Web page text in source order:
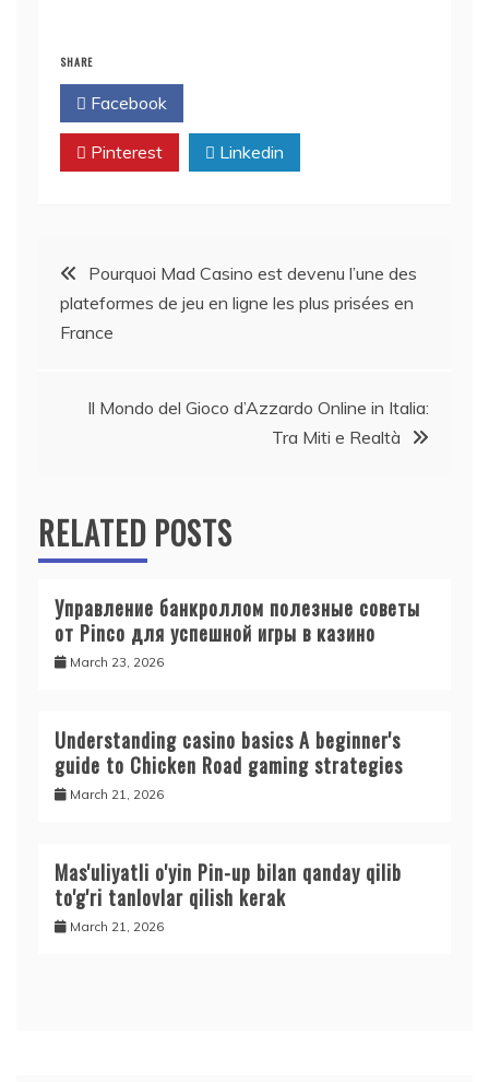
SHARE
Facebook
Pinterest Linkedin
Post
navigation
Pourquoi Mad Casino est devenu l’une des
plateformes de jeu en ligne les plus prisées en
France
Il Mondo del Gioco d’Azzardo Online in Italia:
Tra Miti e Realtà
RELATED POSTS
Управление банкроллом полезные советы
от Pinco для успешной игры в казино
March 23, 2026
Understanding casino basics A beginner's
guide to Chicken Road gaming strategies
March 21, 2026
Mas'uliyatli o'yin Pin-up bilan qanday qilib
to'g'ri tanlovlar qilish kerak
March 21, 2026